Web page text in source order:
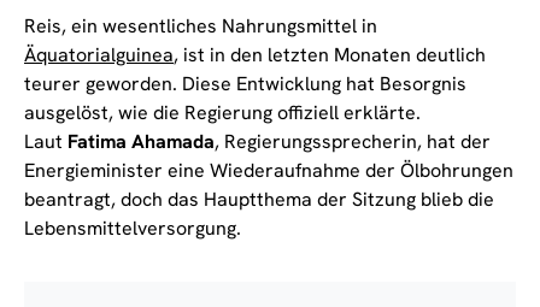
Reis, ein wesentliches Nahrungsmittel in
Äquatorialguinea, ist in den letzten Monaten deutlich
teurer geworden. Diese Entwicklung hat Besorgnis
ausgelöst, wie die Regierung offiziell erklärte.
Laut Fatima Ahamada, Regierungssprecherin, hat der
Energieminister eine Wiederaufnahme der Ölbohrungen
beantragt, doch das Hauptthema der Sitzung blieb die
Lebensmittelversorgung.